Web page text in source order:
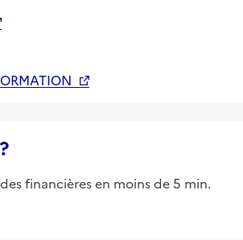
financières en moins de 5 min.